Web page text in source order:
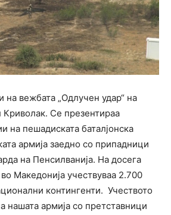
на вежбата „Одлучен удар“ на
Се презентираа
на пешадиската баталјонска
армија заедно со припадници
на Пенсилванија. На досега
Македонија учествуваа 2.700
контингенти. Учеството
нашата армија со претставници